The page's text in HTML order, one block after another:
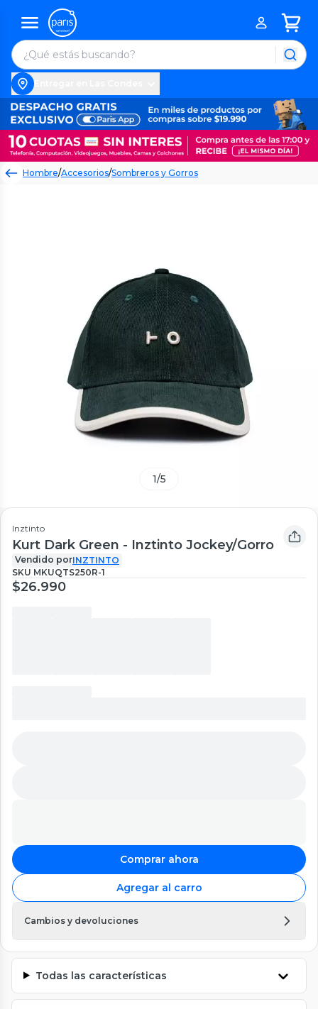
Hombre/Accesorios/Sombreros y Gorros
1/5
Inztinto
Kurt Dark Green - Inztinto Jockey/Gorro
Vendido porINZTINTO
SKU MKUQTS250R-1
$26.990
Comprar ahora
Agregar al carro
Cambios y devoluciones
Todas las características